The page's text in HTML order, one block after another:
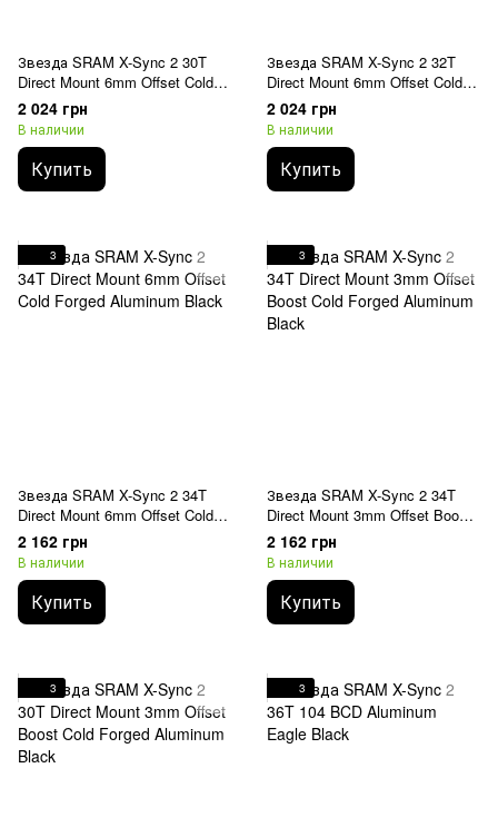
Звезда SRAM X-Sync 2 30T
Direct Mount 6mm Offset Cold
Forged Aluminum Black
2 024 грн
В наличии
Купить
Звезда SRAM X-Sync 2 32T
Direct Mount 6mm Offset Cold
Forged Aluminum Black
2 024 грн
В наличии
Купить
3
Звезда SRAM X-Sync 2 34T
Direct Mount 6mm Offset Cold
Forged Aluminum Black
2 162 грн
В наличии
Купить
3
Звезда SRAM X-Sync 2 34T
Direct Mount 3mm Offset Boost
Cold Forged Aluminum Black
2 162 грн
В наличии
Купить
3 3